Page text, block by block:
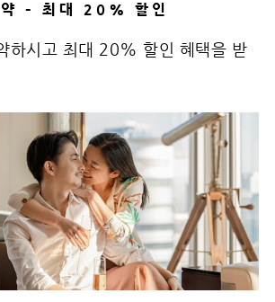
– 최대 20% 할인
하시고 최대 20% 할인 혜택을 받